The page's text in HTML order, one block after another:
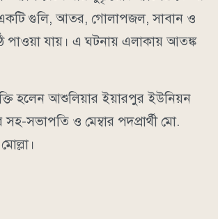
গুলি, আতর, গোলাপজল, সাবান ও
পাওয়া যায়। এ ঘটনায় এলাকায় আতঙ্ক
হলেন আশুলিয়ার ইয়ারপুর ইউনিয়ন
সভাপতি ও মেম্বার পদপ্রার্থী মো.